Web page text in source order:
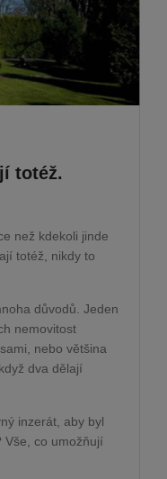
totéž.
než kdekoli jinde
totéž, nikdy to
důvodů. Jeden
nemovitost
nebo většina
dva dělají
inzerát, aby byl
Vše, co umožňují